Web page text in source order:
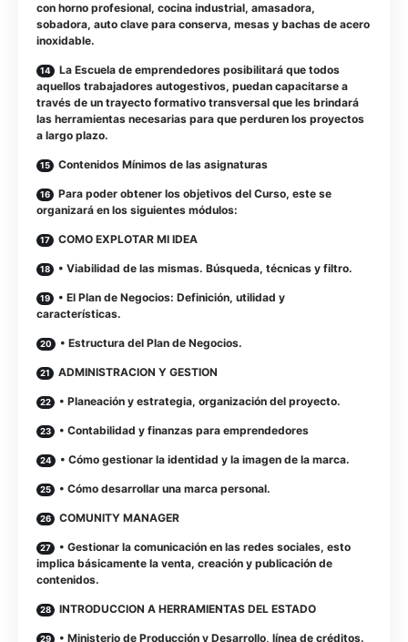
con horno profesional, cocina industrial, amasadora,
sobadora, auto clave para conserva, mesas y bachas de acero
inoxidable.
La Escuela de emprendedores posibilitará que todos
aquellos trabajadores autogestivos, puedan capacitarse a
través de un trayecto formativo transversal que les brindará
las herramientas necesarias para que perduren los proyectos
a largo plazo.
Contenidos Mínimos de las asignaturas
Para poder obtener los objetivos del Curso, este se
organizará en los siguientes módulos:
COMO EXPLOTAR MI IDEA
• Viabilidad de las mismas. Búsqueda, técnicas y filtro.
• El Plan de Negocios: Definición, utilidad y
características.
• Estructura del Plan de Negocios.
ADMINISTRACION Y GESTION
• Planeación y estrategia, organización del proyecto.
• Contabilidad y finanzas para emprendedores
• Cómo gestionar la identidad y la imagen de la marca.
• Cómo desarrollar una marca personal.
COMUNITY MANAGER
• Gestionar la comunicación en las redes sociales, esto
implica básicamente la venta, creación y publicación de
contenidos.
INTRODUCCION A HERRAMIENTAS DEL ESTADO
• Ministerio de Producción y Desarrollo, línea de créditos.